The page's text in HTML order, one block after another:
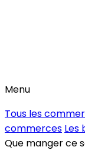
Menu
Tous les
commerces Les
Que manger ce